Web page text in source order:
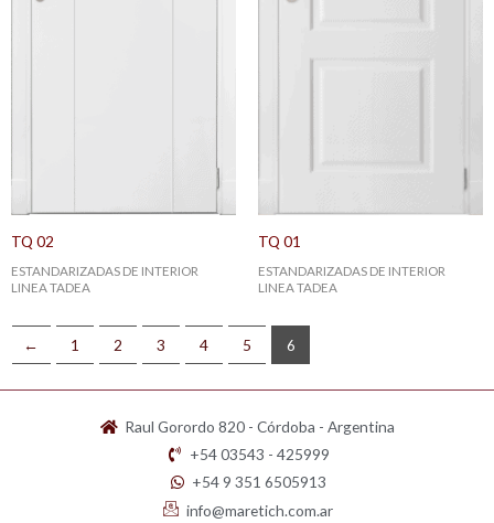
TQ 02
ESTANDARIZADAS DE INTERIOR
LINEA TADEA
TQ 01
ESTANDARIZADAS DE INTERIOR
LINEA TADEA
← 1 2 3 4 5 6
Raul Gorordo 820 - Córdoba - Argentina
+54 03543 - 425999
+54 9 351 6505913
info@maretich.com.ar